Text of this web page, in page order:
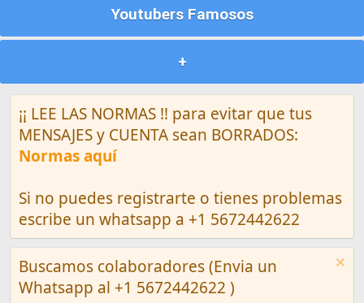
Youtubers Famosos
+
¡¡ LEE LAS NORMAS !! para evitar que tus
MENSAJES y CUENTA sean BORRADOS:
Normas aquí
Si no puedes registrarte o tienes problemas
escribe un whatsapp a +1 5672442622
Buscamos colaboradores (Envia un
Whatsapp al +1 5672442622 )